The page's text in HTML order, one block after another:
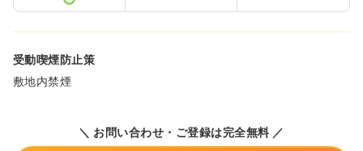
受動喫煙防止策
敷地内禁煙
＼ お問い合わせ・ご登録は完全無料 ／